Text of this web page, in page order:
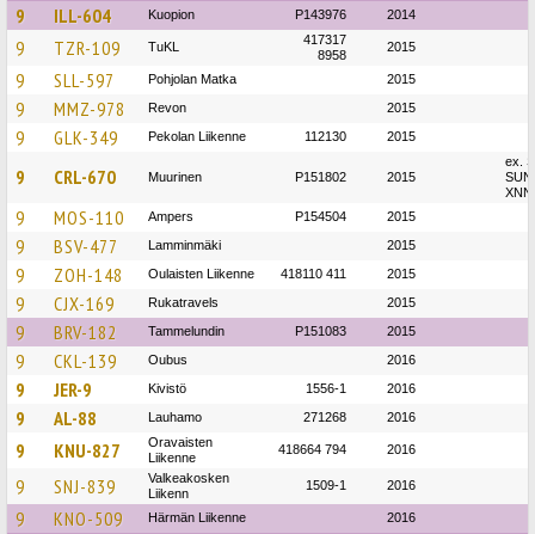
9 ILL-604 Kuopion P143976 2014
9 TZR-109 TuKL
417317
8958
2015
9 SLL-597 Pohjolan Matka 2015
9 MMZ-978 Revon 2015
9 GLK-349 Pekolan Liikenne 112130 2015
9 CRL-670 Muurinen P151802 2015
ex.
XNN
9 MOS-110 Ampers P154504 2015
9 BSV-477 Lamminmäki 2015
9 ZOH-148 Oulaisten Liikenne 418110 411 2015
9 CJX-169 Rukatravels 2015
9 BRV-182 Tammelundin P151083 2015
9 CKL-139 Oubus 2016
9 JER-9 Kivistö 1556-1 2016
9 AL-88 Lauhamo 271268 2016
9 KNU-827
Oravaisten
Liikenne
418664 794 2016
9 SNJ-839
Valkeakosken
Liikenn
1509-1 2016
9 KNO-509 Härmän Liikenne 2016